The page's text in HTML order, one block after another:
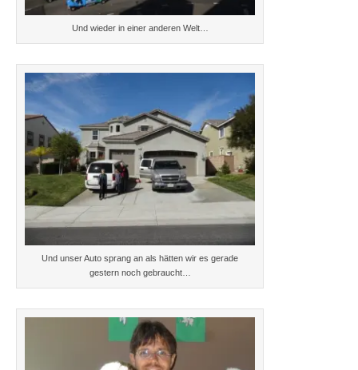
Und wieder in einer anderen Welt…
Und unser Auto sprang an als hätten wir es gerade
gestern noch gebraucht…